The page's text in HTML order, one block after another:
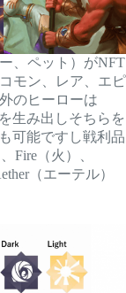
、ペット）がNFT
モン、レア、エピ
のヒーローは
生み出しそちらを
可能ですし戦利品
Fire（火）、
（エーテル）